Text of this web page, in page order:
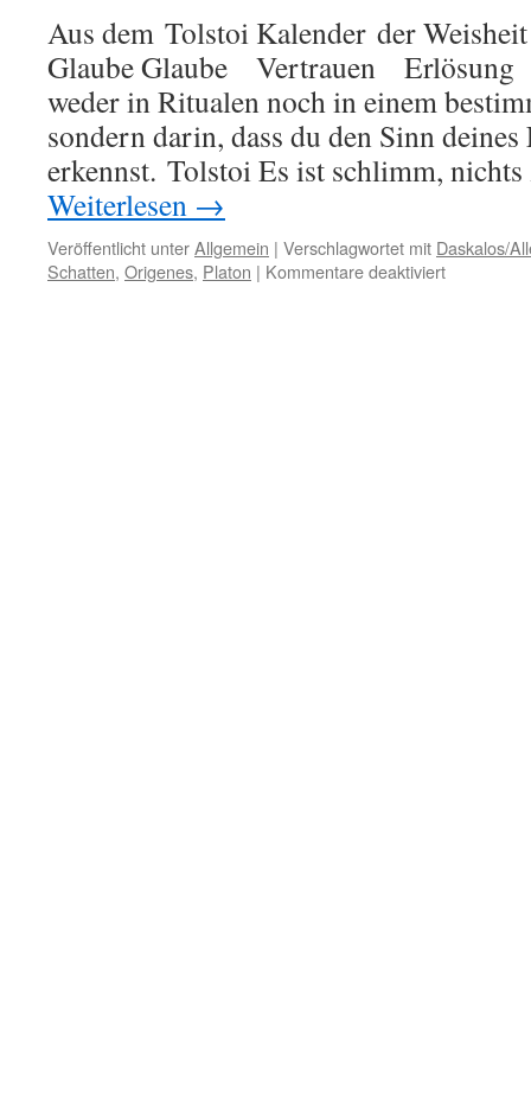
Aus dem Tolstoi Kalender der
Glaube Glaube Vertrauen Erlösung
weder in Ritualen noch in einem
sondern darin, dass du den Sinn
erkennst. Tolstoi Es ist schlimm,
Weiterlesen →
Veröffentlicht unterAllgemein | Verschlagwortet mit Daskalos/
Schatten, Origenes, Platon | Kommentare deaktiviertfür